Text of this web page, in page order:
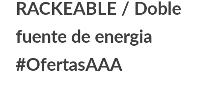
RACKEABLE / Doble
fuente de energia
#OfertasAAA